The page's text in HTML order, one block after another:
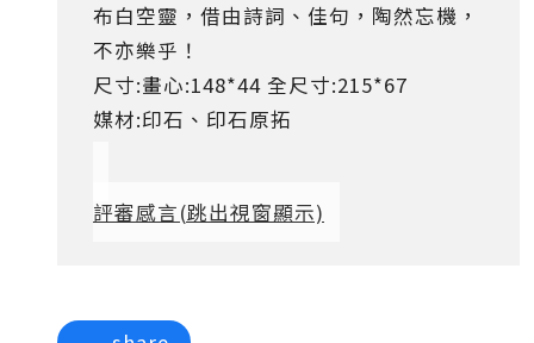
布白空靈，借由詩詞、佳句，陶然忘機，
不亦樂乎！
尺寸:畫心:148*44 全尺寸:215*67
媒材:印石、印石原拓
評審感言(跳出視窗顯示)